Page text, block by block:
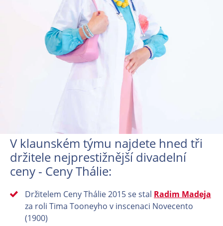
V klaunském týmu najdete hned tři
držitele nejprestižnější divadelní
ceny - Ceny Thálie:
Držitelem Ceny Thálie 2015 se stal Radim Madeja
za roli Tima Tooneyho v inscenaci Novecento
(1900)